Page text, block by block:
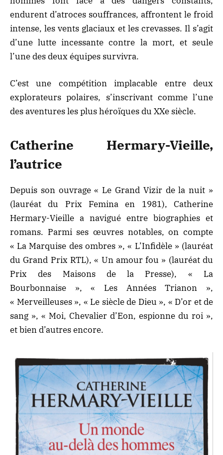
endurent d’atroces souffrances, affrontent le froid
intense, les vents glaciaux et les crevasses. Il s’agit
d’une lutte incessante contre la mort, et seule
l’une des deux équipes survivra.
C’est une compétition implacable entre deux
explorateurs polaires, s’inscrivant comme l’une
des aventures les plus héroïques du XXe siècle.
Catherine Hermary-Vieille,
l’autrice
Depuis son ouvrage « Le Grand Vizir de la nuit »
(lauréat du Prix Femina en 1981), Catherine
Hermary-Vieille a navigué entre biographies et
romans. Parmi ses œuvres notables, on compte
« La Marquise des ombres », « L’Infidèle » (lauréat
du Grand Prix RTL), « Un amour fou » (lauréat du
Prix des Maisons de la Presse), « La
Bourbonnaise », « Les Années Trianon »,
« Merveilleuses », « Le siècle de Dieu », « D’or et de
sang », « Moi, Chevalier d’Eon, espionne du roi »,
et bien d’autres encore.